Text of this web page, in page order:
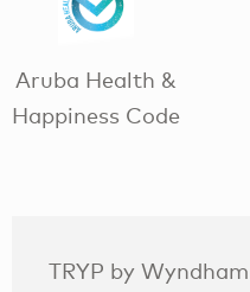
Aruba Health &
Happiness Code
TRYP by Wyndham